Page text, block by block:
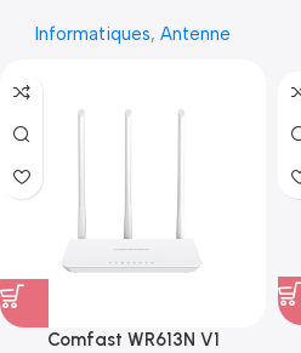
Informatiques, Antenne
Comfast WR613N V1